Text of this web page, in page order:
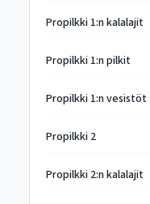
Propilkki 1:n kalalajit
Propilkki 1:n pilkit
Propilkki 1:n vesistöt
Propilkki 2
Propilkki 2:n kalalajit